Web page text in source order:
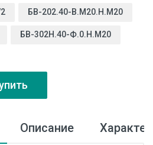
БВ-202.40-В.М20.Н.М20
БВ-302Н.40-Ф.0.Н.М20
Описание